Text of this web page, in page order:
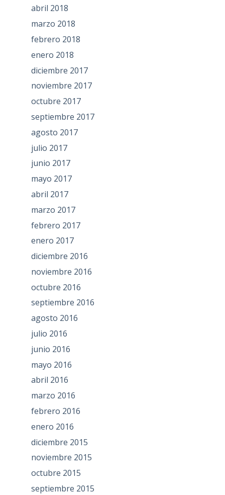
abril 2018
marzo 2018
febrero 2018
enero 2018
diciembre 2017
noviembre 2017
octubre 2017
septiembre 2017
agosto 2017
julio 2017
junio 2017
mayo 2017
abril 2017
marzo 2017
febrero 2017
enero 2017
diciembre 2016
noviembre 2016
octubre 2016
septiembre 2016
agosto 2016
julio 2016
junio 2016
mayo 2016
abril 2016
marzo 2016
febrero 2016
enero 2016
diciembre 2015
noviembre 2015
octubre 2015
septiembre 2015